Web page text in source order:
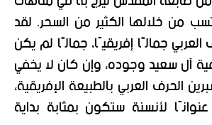
من خلالها الكثير من السحر. لقد
جمالًا إفريقيًا، جمالًا لم يكن
آل سعيد وجوده، وإن كان لا يخفي
الحرف العربي بالطبيعة الإفريقية،
لأنسنة ستكون بمثابة بداية